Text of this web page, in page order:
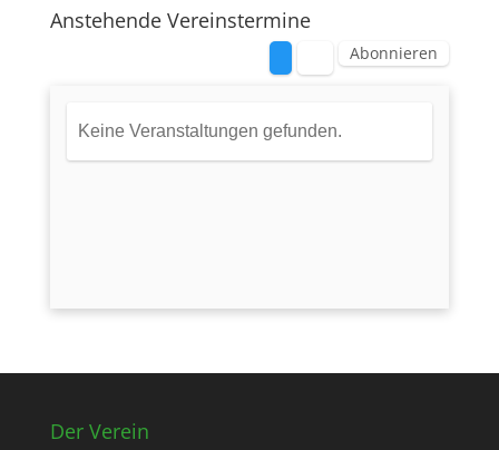
Anstehende Vereinstermine
Abonnieren
Keine Veranstaltungen gefunden.
Der Verein